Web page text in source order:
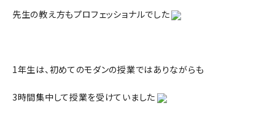
先生の教え方もプロフェッショナルでした
1年生は、初めてのモダンの授業ではありながらも
3時間集中して授業を受けていました